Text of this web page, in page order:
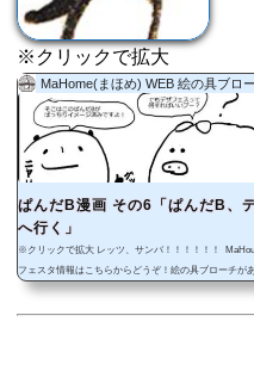
※クリックで拡大
MaHome(まほめ) WEB 絵の具ブロ
ぱんだB漫画 その6「ぱんだB、
へ行く」
※クリックで拡大 レッツ、サンバ！！！！！！
フェスタ情報はこちらからどうぞ！絵の具ブローチが
タブレットで描きました！すごいぞ液晶タブレット！